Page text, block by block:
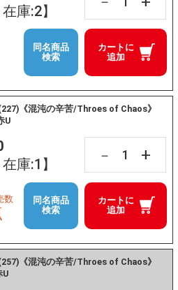
在庫:2】
カートに
追加
同名商品
検索
(227)《混沌の辛苦/Throes of Chaos》
U
在庫:1】
－ +
カートに
追加
数
同名商品
検索
(257)《混沌の辛苦/Throes of Chaos》
U